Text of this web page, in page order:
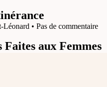
• Pas de commentaire
aux Femmes